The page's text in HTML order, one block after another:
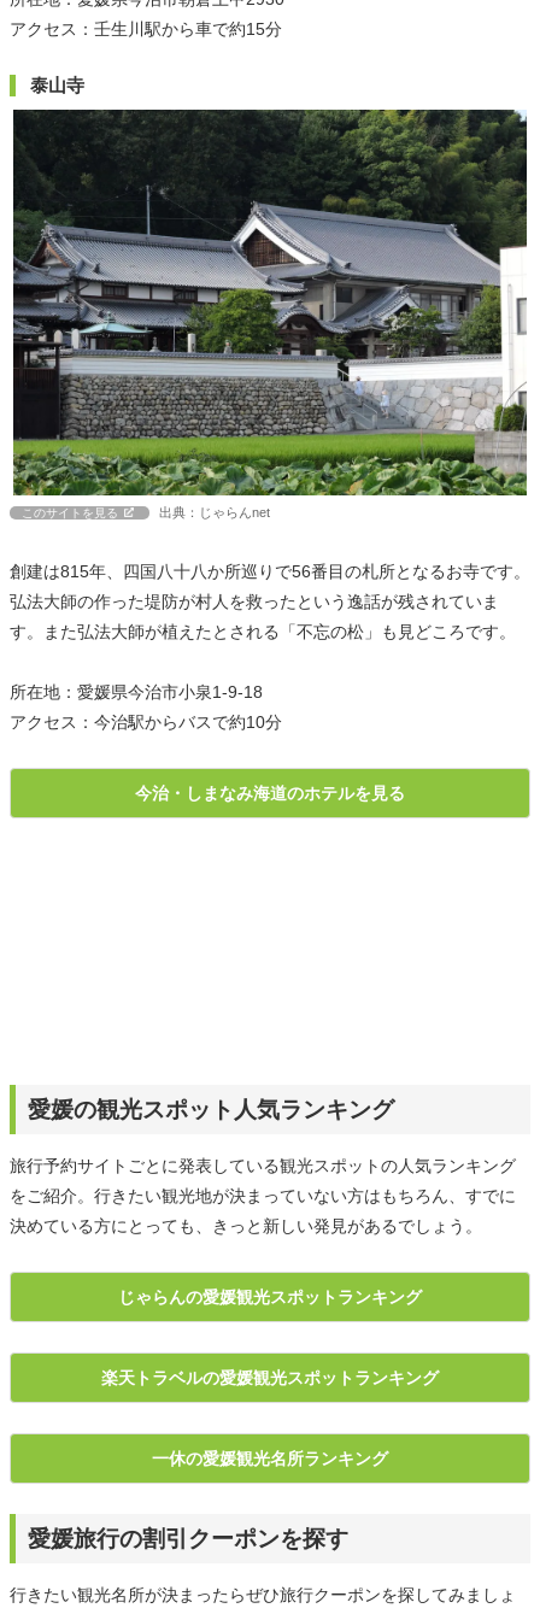
アクセス：壬生川駅から車で約15分
泰山寺
このサイトを見る 出典：じゃらんnet
創建は815年、四国八十八か所巡りで56番目の札所となるお寺です。
弘法大師の作った堤防が村人を救ったという逸話が残されていま
す。また弘法大師が植えたとされる「不忘の松」も見どころです。
所在地：愛媛県今治市小泉1-9-18
アクセス：今治駅からバスで約10分
今治・しまなみ海道のホテルを見る
愛媛の観光スポット人気ランキング
旅行予約サイトごとに発表している観光スポットの人気ランキング
をご紹介。行きたい観光地が決まっていない方はもちろん、すでに
決めている方にとっても、きっと新しい発見があるでしょう。
じゃらんの愛媛観光スポットランキング
楽天トラベルの愛媛観光スポットランキング
一休の愛媛観光名所ランキング
愛媛旅行の割引クーポンを探す
行きたい観光名所が決まったらぜひ旅行クーポンを探してみましょ